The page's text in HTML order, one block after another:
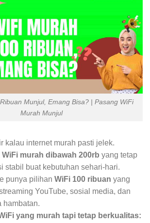
Munjul, Emang Bisa? | Pasang WiFi
Murah Munjul
kalau internet murah pasti jelek.
WiFi murah dibawah 200rb yang tetap
stabil buat kebutuhan sehari-hari.
punya pilihan WiFi 100 ribuan yang
YouTube, sosial media, dan
hambatan.
yang murah tapi tetap berkualitas: